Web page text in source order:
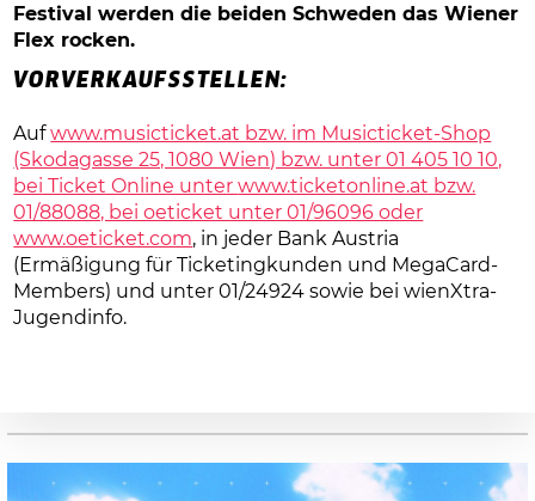
Festival werden die beiden Schweden das Wiener
Flex rocken.
VORVERKAUFSSTELLEN:
Aufwww.musicticket.at bzw. im Musicticket-Shop
(Skodagasse 25, 1080 Wien) bzw. unter 01 405 10 10,
bei Ticket Online unterwww.ticketonline.at bzw.
01/88088, bei oeticket unter 01/96096 oder
www.oeticket.com, in jeder Bank Austria
(Ermäßigung für Ticketingkunden und MegaCard-
Members) und unter 01/24924 sowie bei wienXtra-
Jugendinfo.